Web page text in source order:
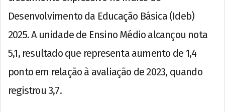
Desenvolvimento da Educação Básica (Ideb)
2025. A unidade de Ensino Médio alcançou nota
5,1, resultado que representa aumento de 1,4
ponto em relação à avaliação de 2023, quando
registrou 3,7.